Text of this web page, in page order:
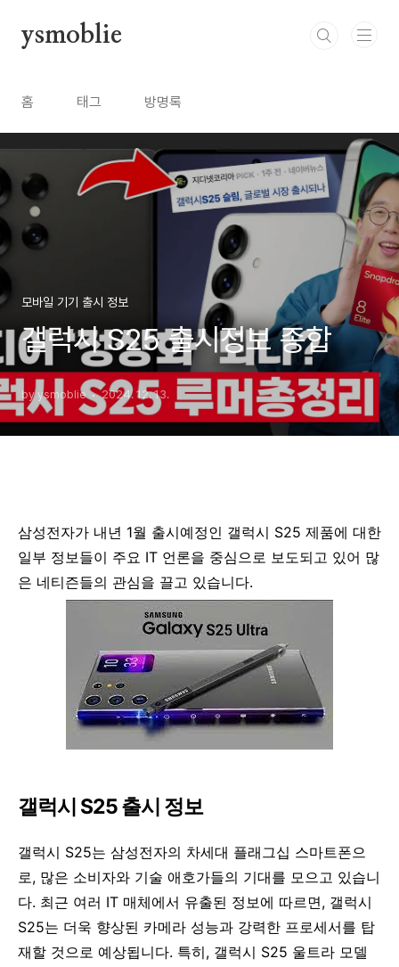
ysmoblie
홈 태그 방명록
모바일 기기 출시 정보
갤럭시 S25 출시정보 종합
by ysmoblie 2024. 12. 13.
삼성전자가 내년 1월 출시예정인 갤럭시 S25 제품에 대한
일부 정보들이 주요 IT 언론을 중심으로 보도되고 있어 많
은 네티즌들의 관심을 끌고 있습니다.
갤럭시 S25 출시 정보
갤럭시 S25는 삼성전자의 차세대 플래그십 스마트폰으
로, 많은 소비자와 기술 애호가들의 기대를 모으고 있습니
다. 최근 여러 IT 매체에서 유출된 정보에 따르면, 갤럭시
S25는 더욱 향상된 카메라 성능과 강력한 프로세서를 탑
재할 것으로 예상됩니다. 특히, 갤럭시 S25 울트라 모델